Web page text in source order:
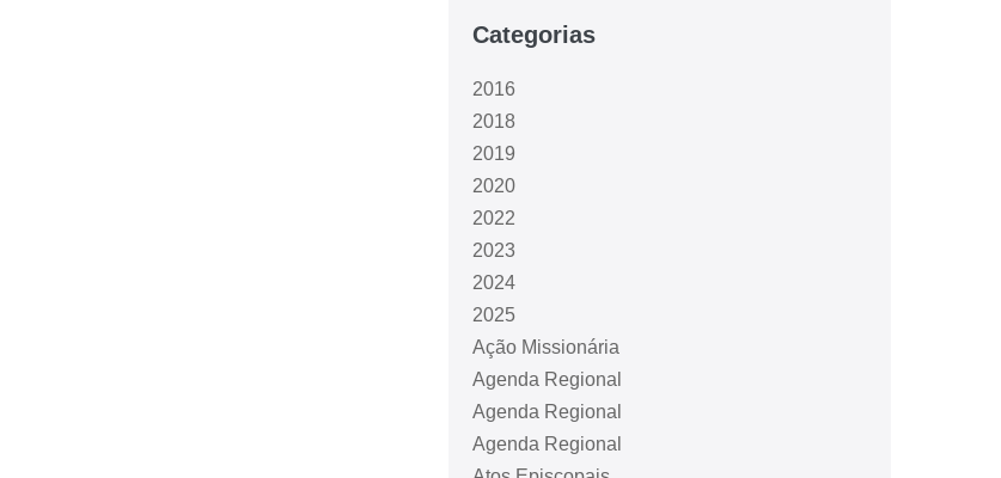
Categorias
2016
2018
2019
2020
2022
2023
2024
2025
Ação Missionária
Agenda Regional
Agenda Regional
Agenda Regional